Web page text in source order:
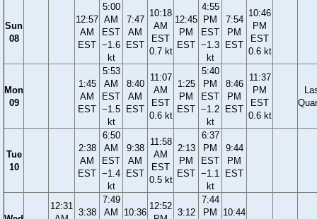
Sun
08
12:57
AM
EST
5:00
AM
EST
−1.6
kt
7:47
AM
EST
10:18
AM
EST
0.7 kt
12:45
PM
EST
4:55
PM
EST
−1.3
kt
7:54
PM
EST
10:46
PM
EST
0.6 kt
Mon
09
1:45
AM
EST
5:53
AM
EST
−1.5
kt
8:40
AM
EST
11:07
AM
EST
0.6 kt
1:25
PM
EST
5:40
PM
EST
−1.2
kt
8:46
PM
EST
11:37
PM
EST
0.6 kt
Tue
10
2:38
AM
EST
6:50
AM
EST
−1.4
kt
9:38
AM
EST
11:58
AM
EST
0.5 kt
2:13
PM
EST
6:37
PM
EST
−1.1
kt
9:44
PM
EST
12:31
3:38
7:49
AM
10:36
12:52
3:12
7:44
PM
10:44